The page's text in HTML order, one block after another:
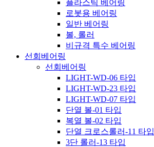
플라스틱 베어링
로봇용 베어링
일반 베어링
볼, 롤러
비규격 특수 베어링
선회베어링
선회베어링
LIGHT-WD-06 타입
LIGHT-WD-23 타입
LIGHT-WD-07 타입
단열 볼-01 타입
복열 볼-02 타입
단열 크로스롤러-11 타입
3단 롤러-13 타입